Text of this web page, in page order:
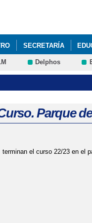
SECRETARÍA
Delphos
Parque
el curso 22/23 en el